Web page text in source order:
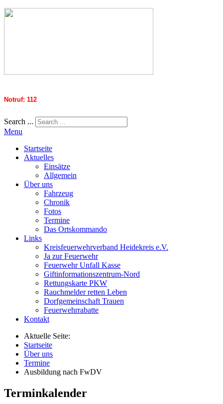
Notruf: 112
Search ...
Menu
Startseite
Aktuelles
Einsätze
Allgemein
Über uns
Fahrzeug
Chronik
Fotos
Termine
Das Ortskommando
Links
Kreisfeuerwehrverband Heidekreis e.V.
Ja zur Feuerwehr
Feuerwehr Unfall Kasse
Giftinformationszentrum-Nord
Rettungskarte PKW
Rauchmelder retten Leben
Dorfgemeinschaft Trauen
Feuerwehrrabatte
Kontakt
Aktuelle Seite:
Startseite
Über uns
Termine
Ausbildung nach FwDV
Terminkalender